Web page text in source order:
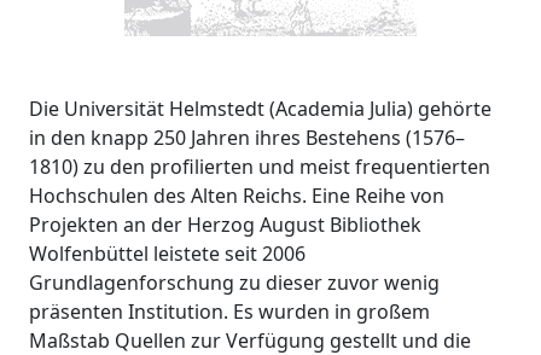
Die Universität Helmstedt (Academia Julia) gehörte
in den knapp 250 Jahren ihres Bestehens (1576–
1810) zu den profilierten und meist frequentierten
Hochschulen des Alten Reichs. Eine Reihe von
Projekten an der Herzog August Bibliothek
Wolfenbüttel leistete seit 2006
Grundlagenforschung zu dieser zuvor wenig
präsenten Institution. Es wurden in großem
Maßstab Quellen zur Verfügung gestellt und die